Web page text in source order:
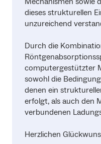
dieses strukturellen
unzureichend
Durch die
computergestützter
sowohl die
denen ein
erfolgt, als auch den
verbundenen
Herzlichen